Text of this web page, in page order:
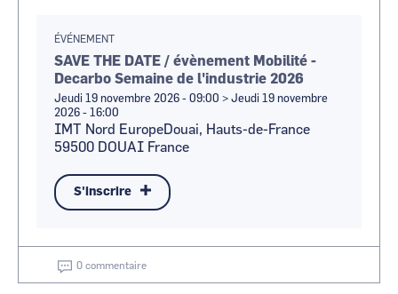
ÉVÉNEMENT
SAVE THE DATE / évènement Mobilité -
Decarbo Semaine de l'industrie 2026
Jeudi 19 novembre 2026 - 09:00 > Jeudi 19 novembre
2026 - 16:00
IMT Nord EuropeDouai, Hauts-de-France
59500 DOUAI France
S'inscrire
0 commentaire